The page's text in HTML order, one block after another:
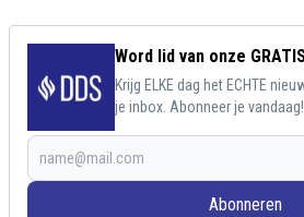
Word lid van onze
Krijg ELKE dag het ECHTE
je inbox. Abonneer je vandaag!
Abonneren